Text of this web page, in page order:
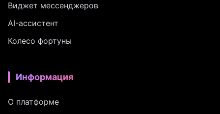
Виджет мессенджеров
AI-ассистент
Колесо фортуны
Информация
О платформе